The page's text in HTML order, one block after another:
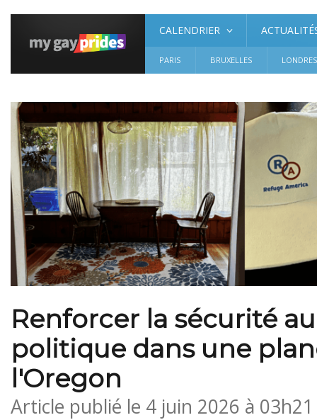
CALENDRIER
PARIS BRUXELLES LONDRES
Renforcer la sécurité
politique dans une
l'Oregon
Article publié le 4 juin 2026 à 03h21